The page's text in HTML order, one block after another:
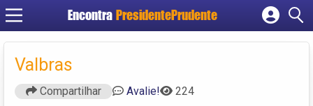
Encontra PresidentePrudente
Cadastrar empresa
Valbras
Compartilhar Avalie! 224